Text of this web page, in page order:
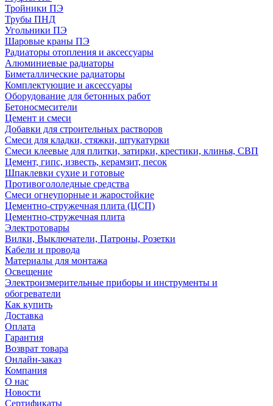
Тройники ПЭ
Трубы ПНД
Угольники ПЭ
Шаровые краны ПЭ
Радиаторы отопления и аксессуары
Алюминиевые радиаторы
Биметаллические радиаторы
Комплектующие и аксессуары
Оборудование для бетонных работ
Бетоносмесители
Цемент и смеси
Добавки для строительных растворов
Смеси для кладки, стяжки, штукатурки
Смеси клеевые для плитки, затирки, крестики, клинья, СВП
Цемент, гипс, известь, керамзит, песок
Шпаклевки сухие и готовые
Противогололедные средства
Смеси огнеупорные и жаростойкие
Цементно-стружечная плита (ЦСП)
Цементно-стружечная плита
Электротовары
Вилки, Выключатели, Патроны, Розетки
Кабели и провода
Материалы для монтажа
Освещение
Электроизмерительные приборы и инструменты и
обогреватели
Как купить
Доставка
Оплата
Гарантия
Возврат товара
Онлайн-заказ
Компания
О нас
Новости
Сертификаты